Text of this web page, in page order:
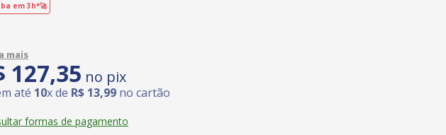
em 3h*🚀
127,35 no pix
até 10x de R$ 13,99 no cartão
formas de pagamento